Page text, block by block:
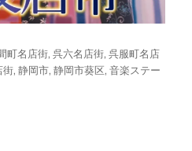
町名店街,呉六名店街,呉服町名店
街,静岡市,静岡市葵区,音楽ステー